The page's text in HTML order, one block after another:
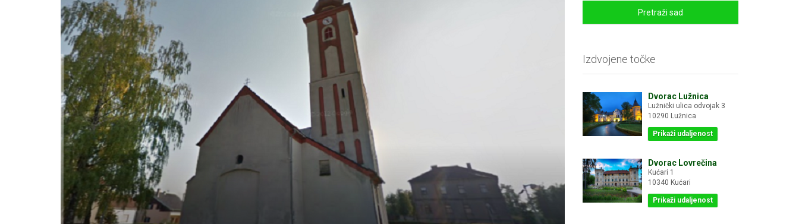
Pretraži sad
Izdvojene točke
Dvorac Lužnica
Lužnički ulica odvojak 3
10290 Lužnica
Prikaži udaljenost
Dvorac Lovrečina
Kućari 1
10340 Kućari
Prikaži udaljenost